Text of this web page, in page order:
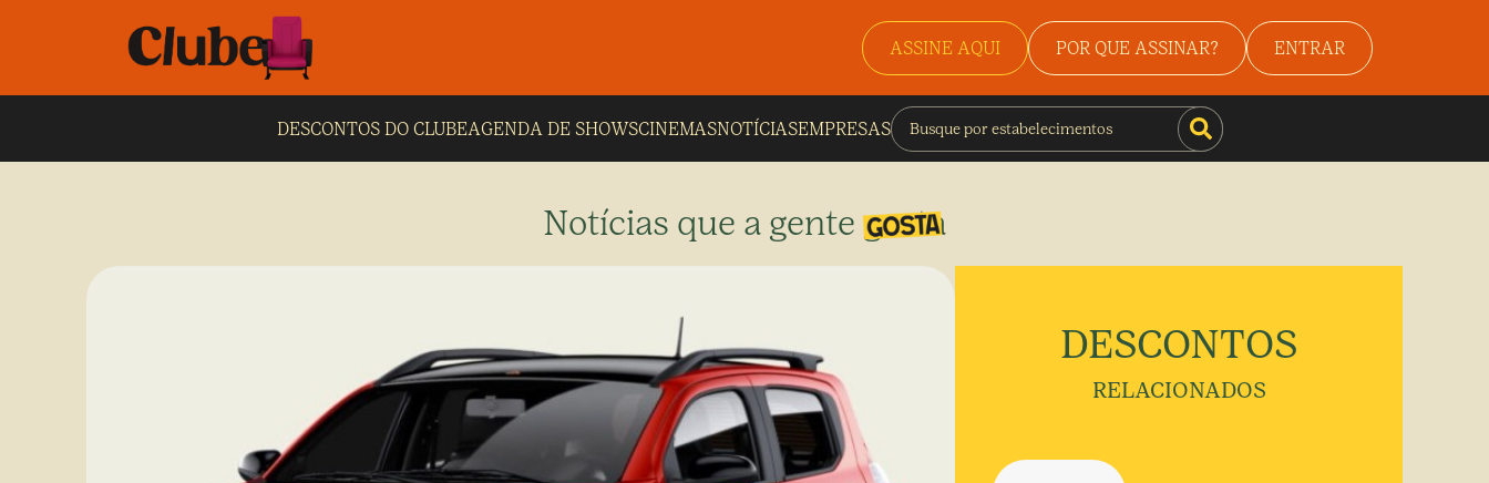
ASSINE AQUI POR QUE ASSINAR? ENTRAR
DESCONTOS DO CLUBEAGENDA DE SHOWSCINEMASNOTÍCIASEMPRESAS
Notícias que a gente gosta
DESCONTOS
RELACIONADOS